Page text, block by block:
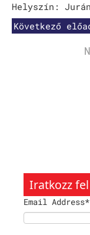
Helyszín:
Következő
Iratkozz
Email Address*